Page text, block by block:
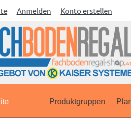
Anmelden Konto erstellen
Produktgruppen